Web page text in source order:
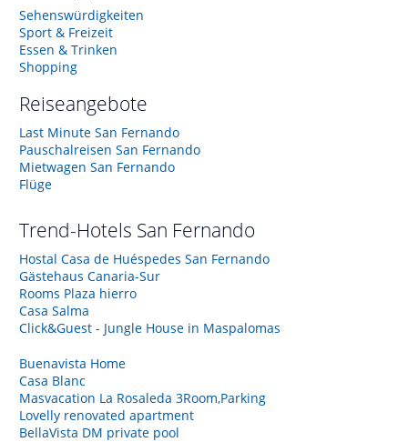
Sehenswürdigkeiten
Sport & Freizeit
Essen & Trinken
Shopping
Reiseangebote
Last Minute San Fernando
Pauschalreisen San Fernando
Mietwagen San Fernando
Flüge
Trend-Hotels San Fernando
Hostal Casa de Huéspedes San Fernando
Gästehaus Canaria-Sur
Rooms Plaza hierro
Casa Salma
Click&Guest - Jungle House in Maspalomas
Buenavista Home
Casa Blanc
Masvacation La Rosaleda 3Room,Parking
Lovelly renovated apartment
BellaVista DM private pool